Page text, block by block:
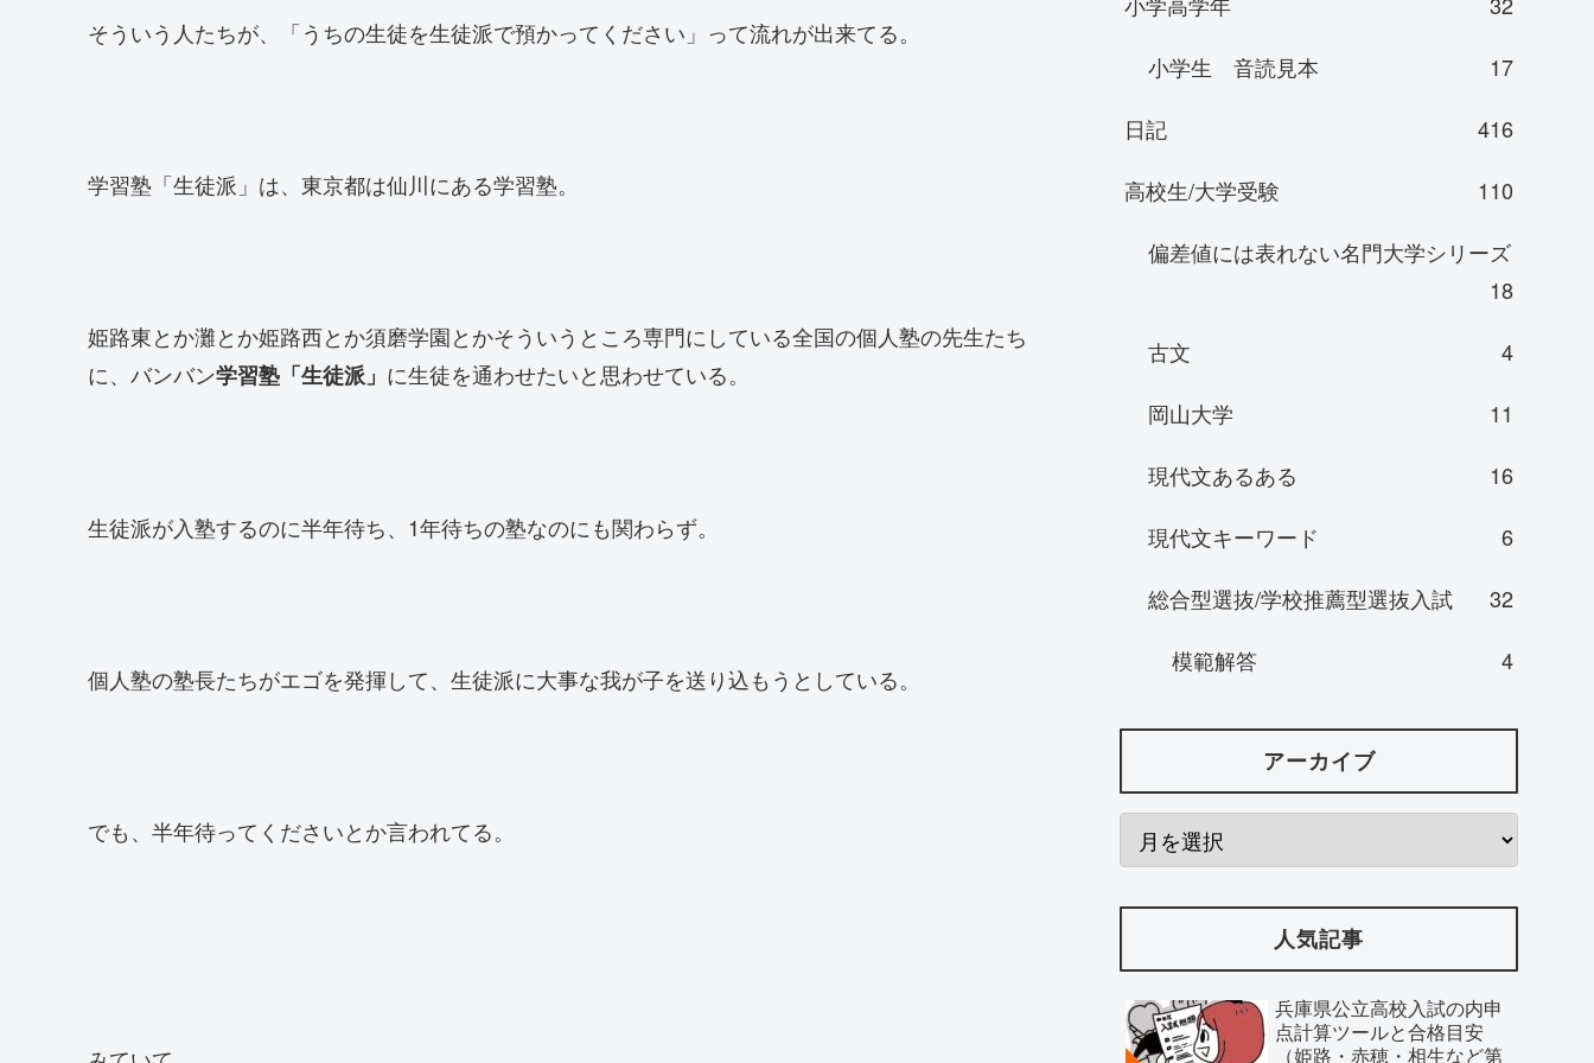
そういう人たちが、「うちの生徒を生徒派で預かってください」って流れが出来てる。
学習塾「生徒派」は、東京都は仙川にある学習塾。
姫路東とか灘とか姫路西とか須磨学園とかそういうところ専門にしている全国の個人塾の先生たち
に、バンバン学習塾「生徒派」 に生徒を通わせたいと思わせている。
生徒派が入塾するのに半年待ち、1年待ちの塾なのにも関わらず。
個人塾の塾長たちがエゴを発揮して、生徒派に大事な我が子を送り込もうとしている。
でも、半年待ってくださいとか言われてる。
小学生 音読見本
17
日記
416
高校生/大学受験
110
偏差値には表れない名門大学シリーズ
18
古文
4
岡山大学
11
現代文あるある
16
現代文キーワード
6
総合型選抜/学校推薦型選抜入試
32
模範解答
4
アーカイブ
人気記事
兵庫県公立高校入試の内申
点計算ツールと合格目安
（姫路・赤穂・相生など第